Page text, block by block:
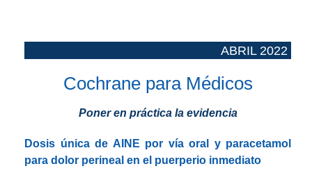
ABRIL 2022 ­
Cochrane para Médicos
Poner en práctica la evidencia
Dosis única de AINE por vía oral y paracetamol
para dolor perineal en el puerperio inmediato